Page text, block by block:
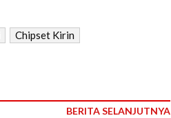
Chipset Kirin
BERITA SELANJUTNYA